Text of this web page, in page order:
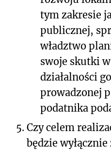
tym zakresie
publicznej,
władztwo
swoje skutki
działalności
prowadzonej
podatnika
5. Czycelem
będzie